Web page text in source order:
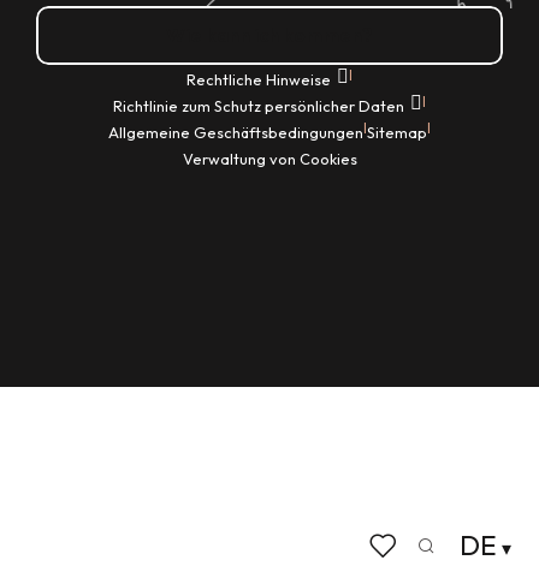
DE
Rechtliche Hinweise |
Richtlinie zum Schutz persönlicher Daten |
Allgemeine Geschäftsbedingungen|Sitemap|
Verwaltung von Cookies